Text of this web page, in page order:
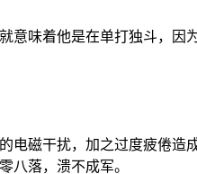
味着他是在单打独斗，因
电磁干扰，加之过度疲倦
八落，溃不成军。